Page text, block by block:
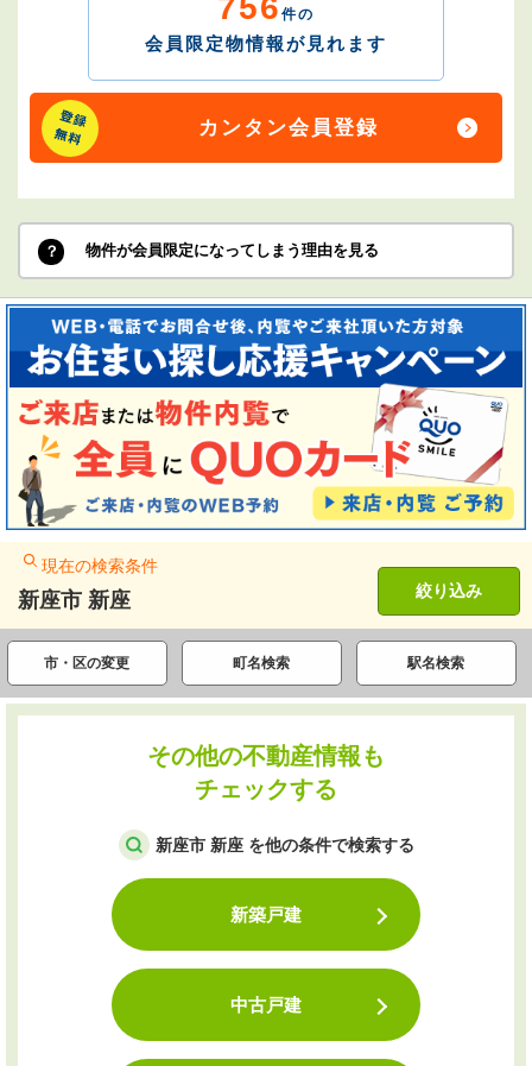
756 件の
会員限定物情報が見れます
カンタン会員登録
物件が会員限定になってしまう理由を見る
現在の検索条件
新座市 新座 絞り込み
市・区の変更 町名検索 駅名検索
その他の不動産情報も
チェックする
新座市 新座 を他の条件で検索する
新築戸建
中古戸建